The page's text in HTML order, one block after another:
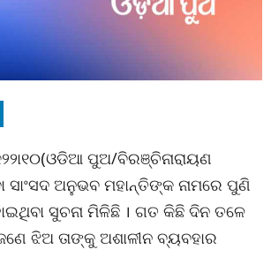
ପୁଅ/ବିରଞ୍ଚିନାରାୟଣ
ସାଂସଦ ଅନୁଭବ ମହାନ୍ତିଙ୍କ ନାମରେ ପୁଣି
ସୁଚନା ମିଳିଛି । ଗତ କିଛି ଦିନ ତଳେ
ଝିଅ ତାଙ୍କୁ ଅଶାଳୀନ ବ୍ୟବହାର